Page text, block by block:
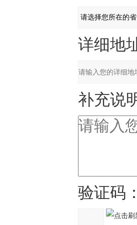
详细地址
补充说明
验证码